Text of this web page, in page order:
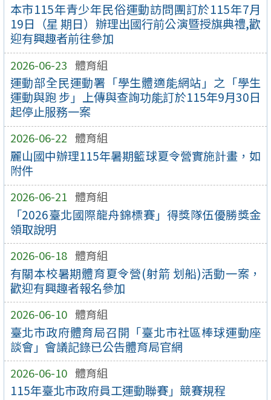
本市115年青少年民俗運動訪問團訂於115年7月
19日（星 期日）辦理出國行前公演暨授旗典禮,歡
迎有興趣者前往參加
2026-06-23 體育組
運動部全民運動署「學生體適能網站」之「學生
運動與跑 步」上傳與查詢功能訂於115年9月30日
起停止服務一案
2026-06-22 體育組
麗山國中辦理115年暑期籃球夏令營實施計畫，如
附件
2026-06-21 體育組
「2026臺北國際龍舟錦標賽」得獎隊伍優勝獎金
領取說明
2026-06-18 體育組
有關本校暑期體育夏令營(射箭 划船)活動一案，
歡迎有興趣者報名參加
2026-06-10 體育組
臺北市政府體育局召開「臺北市社區棒球運動座
談會」會議記錄已公告體育局官網
2026-06-10 體育組
115年臺北市政府員工運動聯賽」競賽規程